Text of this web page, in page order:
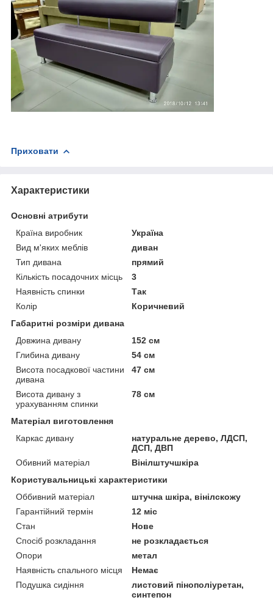
Приховати
Характеристики
Основні атрибути
Країна виробник
Україна
Вид м'яких меблів
диван
Тип дивана
прямий
Кількість посадочних місць
3
Наявність спинки
Так
Колір
Коричневий
Габаритні розміри дивана
Довжина дивану
152 см
Глибина дивану
54 см
Висота посадкової частини
дивана
47 см
Висота дивану з
урахуванням спинки
78 см
Матеріал виготовлення
Каркас дивану
натуральне дерево, ЛДСП,
ДСП, ДВП
Обивний матеріал
Вінілштучшкіра
Користувальницькі характеристики
Оббивний матеріал
штучна шкіра, вінілскожу
Гарантійний термін
12 міс
Стан
Нове
Спосіб розкладання
не розкладається
Опори
метал
Наявність спального місця
Немає
Подушка сидіння
листовий пінополіуретан,
синтепон